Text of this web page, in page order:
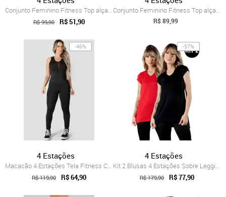
Conjunto Feminino Fitness Top alça fina ...
R$ 99,90 R$ 51,90
Conjunto Feminino Fitness Top alça fina ...
R$ 89,99
-46%
4 Estações
Macacão 4 Estações Tela Fitness Com Deco...
R$ 119,90 R$ 64,90
-57%
4 Estações
Kit 2 Blusas 4 Estações Sobre Legging Ta...
R$ 179,90 R$ 77,90